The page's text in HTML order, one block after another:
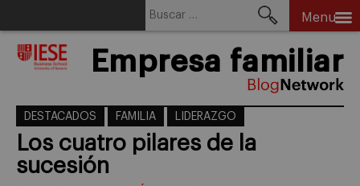
Menu
Empresa familiar
DESTACADOS FAMILIA LIDERAZGO
Los cuatro pilares de la
sucesión